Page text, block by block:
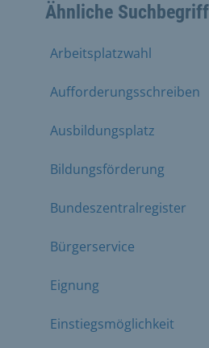
Ähnliche
Arbeitsplatzwahl
Aufforderungsschreiben
Ausbildungsplatz
Bildungsförderung
Bundeszentralregister
Bürgerservice
Eignung
Einstiegsmöglichkeit